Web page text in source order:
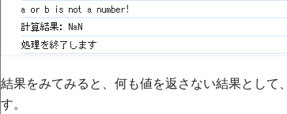
結果をみてみると、何も値を返さない結果として
す。